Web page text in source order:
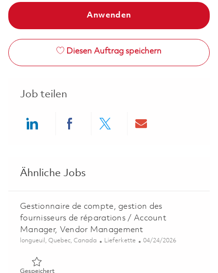
Anwenden
Diesen Auftrag speichern
Job teilen
Ähnliche Jobs
Gestionnaire de compte, gestion des
fournisseurs de réparations / Account
Manager, Vendor Management
Ort
longueuil, Quebec, Canada Kategorie
Lieferkette Posted Date
04/24/2026
GespeichertGespeichert Gestionnaire de compte, gestion des